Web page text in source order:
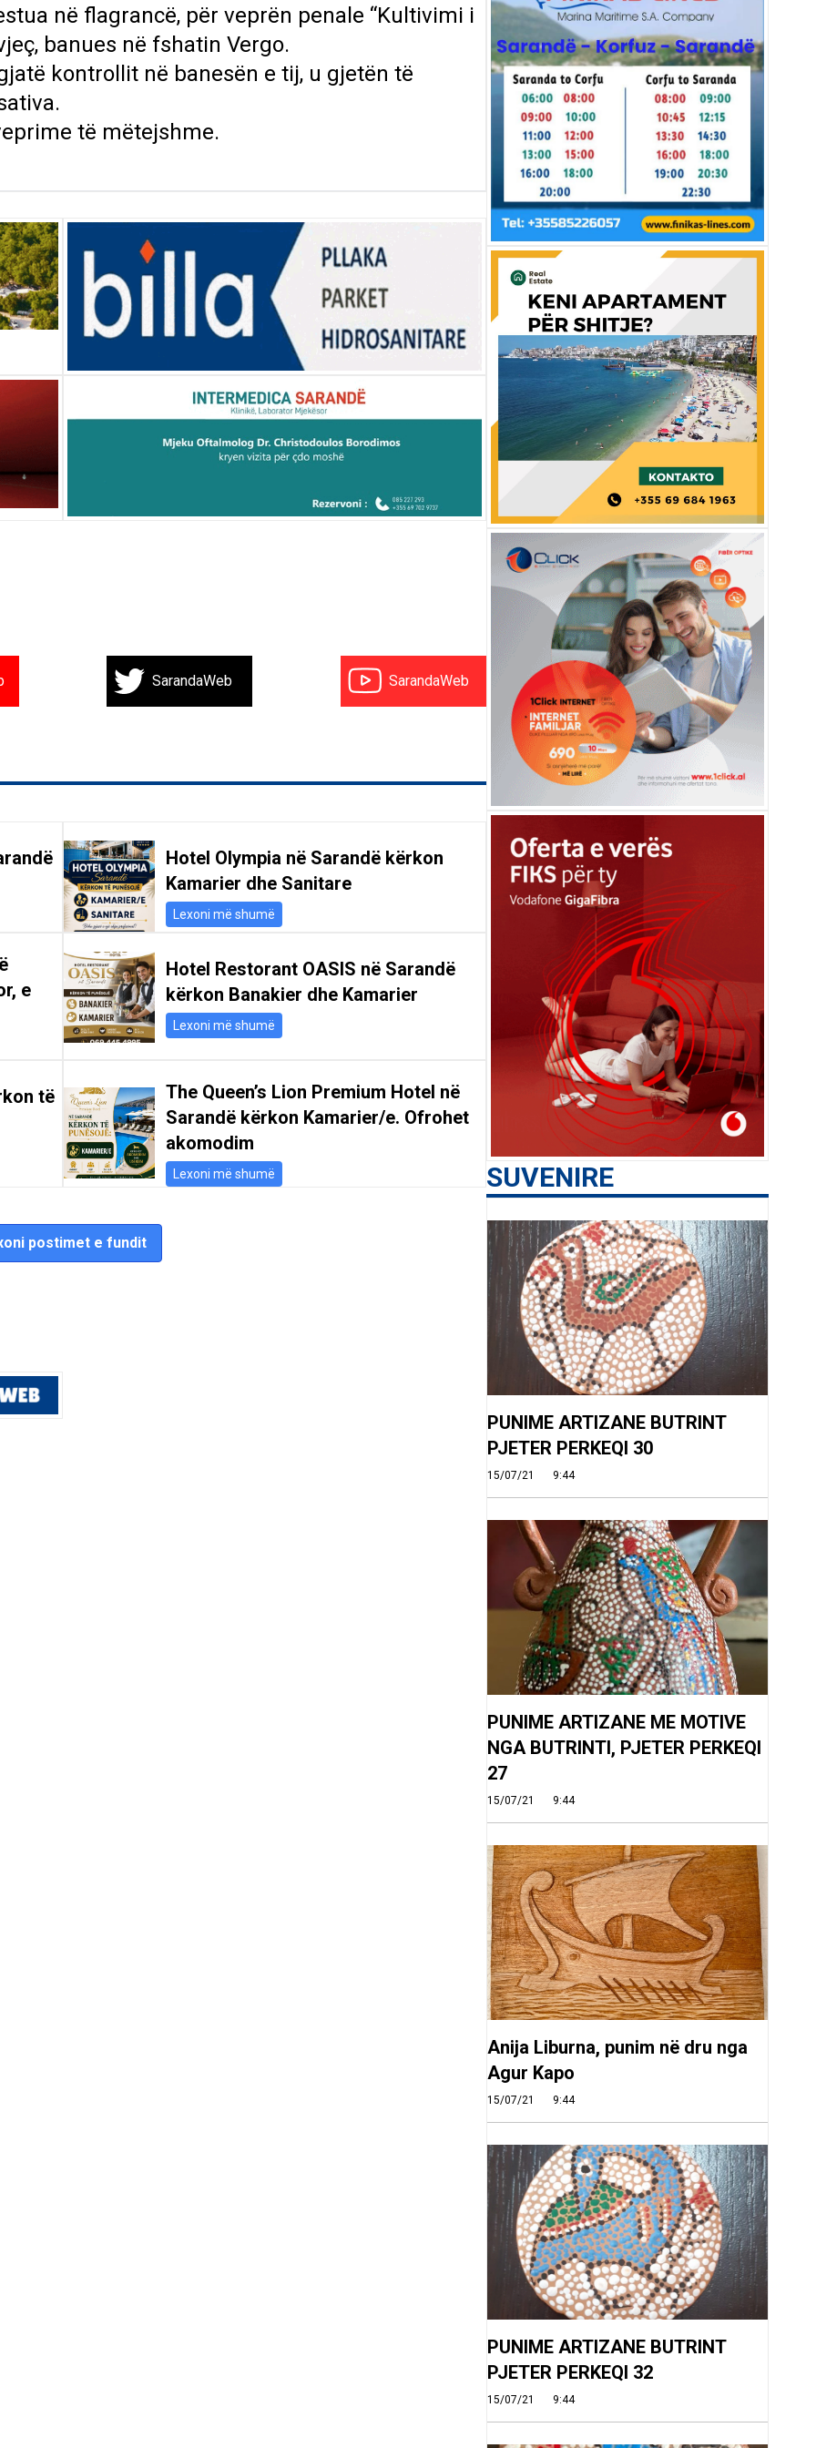
në flagrancë, për veprën penale “Kultivimi i
banues në fshatin Vergo.
kontrollit në banesën e tij, u gjetën të
të mëtejshme.
SarandaWeb SarandaWeb
Hotel Olympia në Sarandë kërkon
Kamarier dhe Sanitare
Lexoni më shumë
e
Hotel Restorant OASIS në Sarandë
kërkon Banakier dhe Kamarier
Lexoni më shumë
të
The Queen’s Lion Premium Hotel në
Sarandë kërkon Kamarier/e. Ofrohet
akomodim
Lexoni më shumë
postimet e fundit
SUVENIRE
PUNIME ARTIZANE BUTRINT
PJETER PERKEQI 30
15/07/21 9:44
PUNIME ARTIZANE ME MOTIVE
NGA BUTRINTI, PJETER PERKEQI
27
15/07/21 9:44
Anija Liburna, punim në dru nga
Agur Kapo
15/07/21 9:44
PUNIME ARTIZANE BUTRINT
PJETER PERKEQI 32
15/07/21 9:44